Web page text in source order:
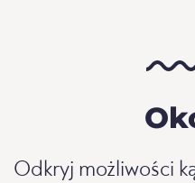
Odkryj możliwości